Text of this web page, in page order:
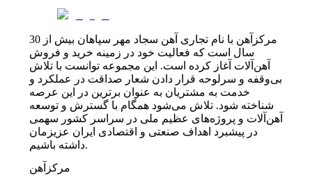
مرکزآهن با نام تجاری آهن سجاد مهر سپاهان بیش از 30
سال است که فعالیت خود در زمینه خرید و فروش
آهن‌آلات آغاز کرده است. این مجموعه توانست با تلاش
بی‌وقفه و سرلوحه قرار دادن شعار صداقت در عملکرد و
خدمت به مشتریان به عنوان برترین در این عرصه
شناخته شود. تلاش می‌شود همگام با گسترش و توسعه
آهن‌آلات و پروژه‌های عظیم ملی در سراسر کشور سهمی
در پیشبرد اهداف صنعتی و اقتصادی ایران عزیزمان
داشته باشیم.
مرکزآهن